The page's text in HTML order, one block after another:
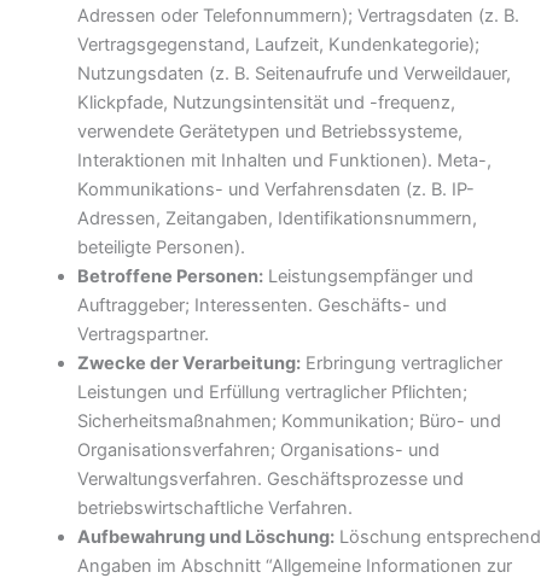
Adressen oder Telefonnummern); Vertragsdaten (z. B.
Vertragsgegenstand, Laufzeit, Kundenkategorie);
Nutzungsdaten (z. B. Seitenaufrufe und Verweildauer,
Klickpfade, Nutzungsintensität und -frequenz,
verwendete Gerätetypen und Betriebssysteme,
Interaktionen mit Inhalten und Funktionen). Meta-,
Kommunikations- und Verfahrensdaten (z. B. IP-
Adressen, Zeitangaben, Identifikationsnummern,
beteiligte Personen).
Betroffene Personen:Leistungsempfänger und
Auftraggeber; Interessenten. Geschäfts- und
Vertragspartner.
Zwecke der Verarbeitung:Erbringung vertraglicher
Leistungen und Erfüllung vertraglicher Pflichten;
Sicherheitsmaßnahmen; Kommunikation; Büro- und
Organisationsverfahren; Organisations- und
Verwaltungsverfahren. Geschäftsprozesse und
betriebswirtschaftliche Verfahren.
Aufbewahrung und Löschung:Löschung entsprechend
Angaben im Abschnitt “Allgemeine Informationen zur